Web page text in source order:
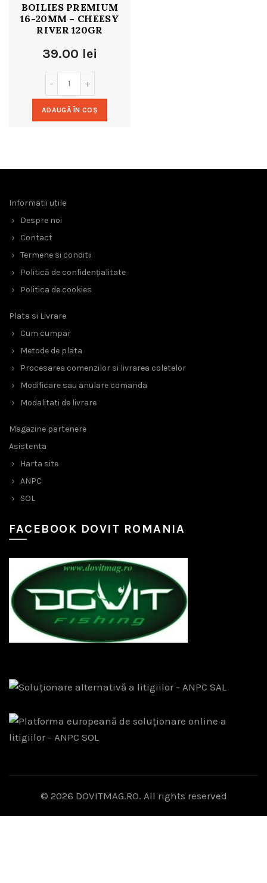
BOILIES PREMIUM
16-20MM – CHEESY
RIVER 120GR
39.00 lei
ADAUGĂ ÎN COȘ
Informatii utile
Despre noi
Contact
Termene si conditii
Politică de confidențialitate
Politica de cookies
Plata si Livrare
Cum cumpar
Metode de plata
Procesarea comenzilor si livrarea coletelor
Modificare sau anulare comanda
Modalitati de livrare
Magazine partenere
Asistenta
Harta site
ANPC
SOL
FACEBOOK DOVIT ROMANIA
© 2026 DOVITMAG.RO. All rights reserved